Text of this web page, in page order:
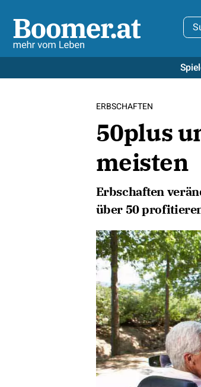
ERBSCHAFTEN
50plus
meisten
Erbschaften
über 50